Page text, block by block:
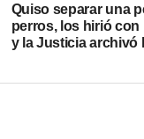
Quiso separar una
perros, los hirió con
y la Justicia archivó